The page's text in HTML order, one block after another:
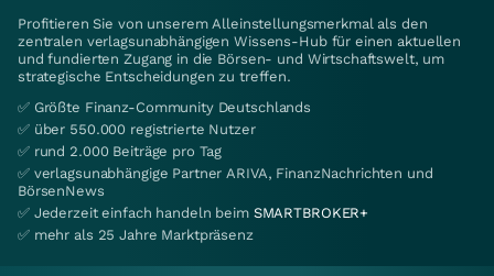
Profitieren Sie von unserem Alleinstellungsmerkmal als den
zentralen verlagsunabhängigen Wissens-Hub für einen aktuellen
und fundierten Zugang in die Börsen- und Wirtschaftswelt, um
strategische Entscheidungen zu treffen.
✅ Größte Finanz-Community Deutschlands
✅ über 550.000 registrierte Nutzer
✅ rund 2.000 Beiträge pro Tag
✅ verlagsunabhängige Partner ARIVA, FinanzNachrichten und
BörsenNews
✅ Jederzeit einfach handeln beim SMARTBROKER+
✅ mehr als 25 Jahre Marktpräsenz